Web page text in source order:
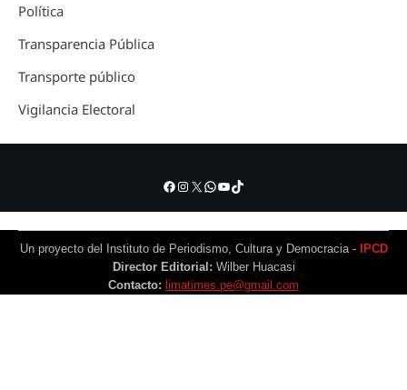
Política
Transparencia Pública
Transporte público
Vigilancia Electoral
Facebook
Instagram
X WhatsApp
YouTube
TikTok
Un proyecto del Instituto de Periodismo, Cultura y Democracia -
IPCD
Director Editorial: Wilber Huacasi
Contacto: limatimes.pe@gmail.com